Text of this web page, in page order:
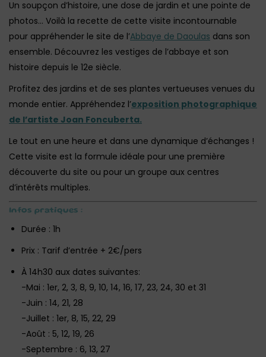
Un soupçon d’histoire, une dose de jardin et une pointe de
photos… Voilà la recette de cette visite incontournable
pour appréhender le site de l’Abbaye de Daoulas dans son
ensemble. Découvrez les vestiges de l’abbaye et son
histoire depuis le 12e siècle.
Profitez des jardins et de ses plantes vertueuses venues du
monde entier. Appréhendez l’exposition photographique
de l’artiste Joan Foncuberta.
Le tout en une heure et dans une dynamique d’échanges !
Cette visite est la formule idéale pour une première
découverte du site ou pour un groupe aux centres
d’intérêts multiples.
Infos pratiques :
Durée : 1h
Prix : Tarif d’entrée + 2€/pers‎
À 14h30 aux dates suivantes:
-Mai : 1er, 2, 3, 8, 9, 10, 14, 16, 17, 23, 24, 30 et 31
-Juin : 14, 21, 28
-Juillet : 1er, 8, 15, 22, 29
-Août : 5, 12, 19, 26
-Septembre : 6, 13, 27